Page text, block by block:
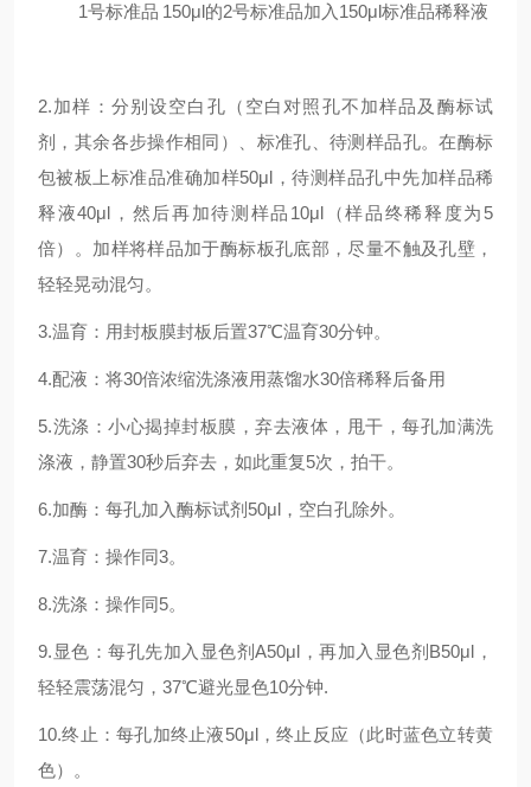
1号标准品 150μl的2号标准品加入150μl标准品稀释液
2.加样：分别设空白孔（空白对照孔不加样品及酶标试
剂，其余各步操作相同）、标准孔、待测样品孔。在酶标
包被板上标准品准确加样50μl，待测样品孔中先加样品稀
释液40μl，然后再加待测样品10μl（样品终稀释度为5
倍）。加样将样品加于酶标板孔底部，尽量不触及孔壁，
轻轻晃动混匀。
3.温育：用封板膜封板后置37℃温育30分钟。
4.配液：将30倍浓缩洗涤液用蒸馏水30倍稀释后备用
5.洗涤：小心揭掉封板膜，弃去液体，甩干，每孔加满洗
涤液，静置30秒后弃去，如此重复5次，拍干。
6.加酶：每孔加入酶标试剂50μl，空白孔除外。
7.温育：操作同3。
8.洗涤：操作同5。
9.显色：每孔先加入显色剂A50μl，再加入显色剂B50μl，
轻轻震荡混匀，37℃避光显色10分钟.
10.终止：每孔加终止液50μl，终止反应（此时蓝色立转黄
色）。